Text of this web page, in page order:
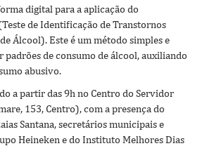
digital para a aplicação do
de Identificação de Transtornos
Álcool). Este é um método simples e
de consumo de álcool, auxiliando
abusivo.
a partir das 9h no Centro do Servidor
153, Centro), com a presença do
Santana, secretários municipais e
Heineken e do Instituto Melhores Dias